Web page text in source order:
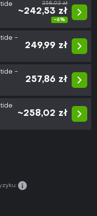
258,02 zł
~242,53 zł
-6%
-
249,99 zł
-
257,86 zł
~258,02 zł